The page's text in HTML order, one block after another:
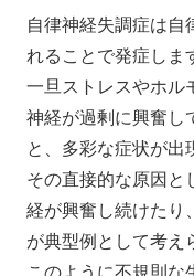
自律神経失調症は自
れることで発症しま
一旦ストレスやホル
神経が過剰に興奮し
と、多彩な症状が出
その直接的な原因と
経が興奮し続けたり
が典型例として考え